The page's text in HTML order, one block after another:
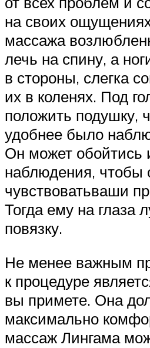
на своих
массажа
лечь на спину, а
в стороны, слегка
их в коленях. Под
положить подушку,
удобнее было
Он может обойтись
наблюдения, чтобы
чувствоватьваши
Тогда ему на глаза
повязку.
Не менее важным
к процедуре
вы примете. Она
максимально
массаж Лингама